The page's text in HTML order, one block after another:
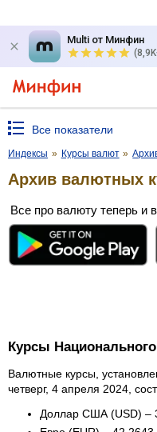
Multi от Минфин
Все показатели
Индексы » Курсы валют »
Архив валютных
Все про валюту теперь и
Курсы
Валютные курсы,
четверг, 4 апреля 2024,
Доллар США (USD) –